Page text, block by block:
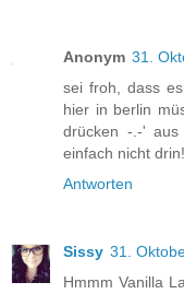
Anonym 31.
sei froh, dass
hier in berlin
drücken -.-'
einfach nicht drin!
Antworten
Sissy 31.
Hmmm Vanilla